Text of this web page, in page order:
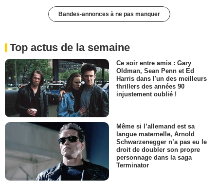
Bandes-annonces à ne pas manquer
Top actus de la semaine
Ce soir entre amis : Gary
Oldman, Sean Penn et Ed
Harris dans l'un des meilleurs
thrillers des années 90
injustement oublié !
Même si l’allemand est sa
langue maternelle, Arnold
Schwarzenegger n’a pas eu le
droit de doubler son propre
personnage dans la saga
Terminator